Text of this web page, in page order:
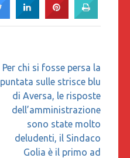
HO
Per chi si fosse persa la
puntata sulle strisce blu
di Aversa, le risposte
dell’amministrazione
sono state molto
deludenti, il Sindaco
Golia è il primo ad